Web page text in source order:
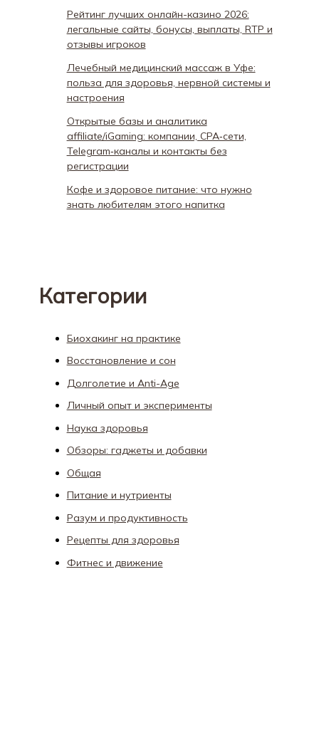
Рейтинг лучших онлайн-казино 2026:
легальные сайты, бонусы, выплаты, RTP и
отзывы игроков
Лечебный медицинский массаж в Уфе:
польза для здоровья, нервной системы и
настроения
Открытые базы и аналитика
affiliate/iGaming: компании, CPA‑сети,
Telegram‑каналы и контакты без
регистрации
Кофе и здоровое питание: что нужно
знать любителям этого напитка
Категории
Биохакинг на практике
Восстановление и сон
Долголетие и Anti-Age
Личный опыт и эксперименты
Наука здоровья
Обзоры: гаджеты и добавки
Общая
Питание и нутриенты
Разум и продуктивность
Рецепты для здоровья
Фитнес и движение